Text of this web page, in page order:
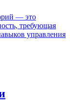
— это
требующая
управления